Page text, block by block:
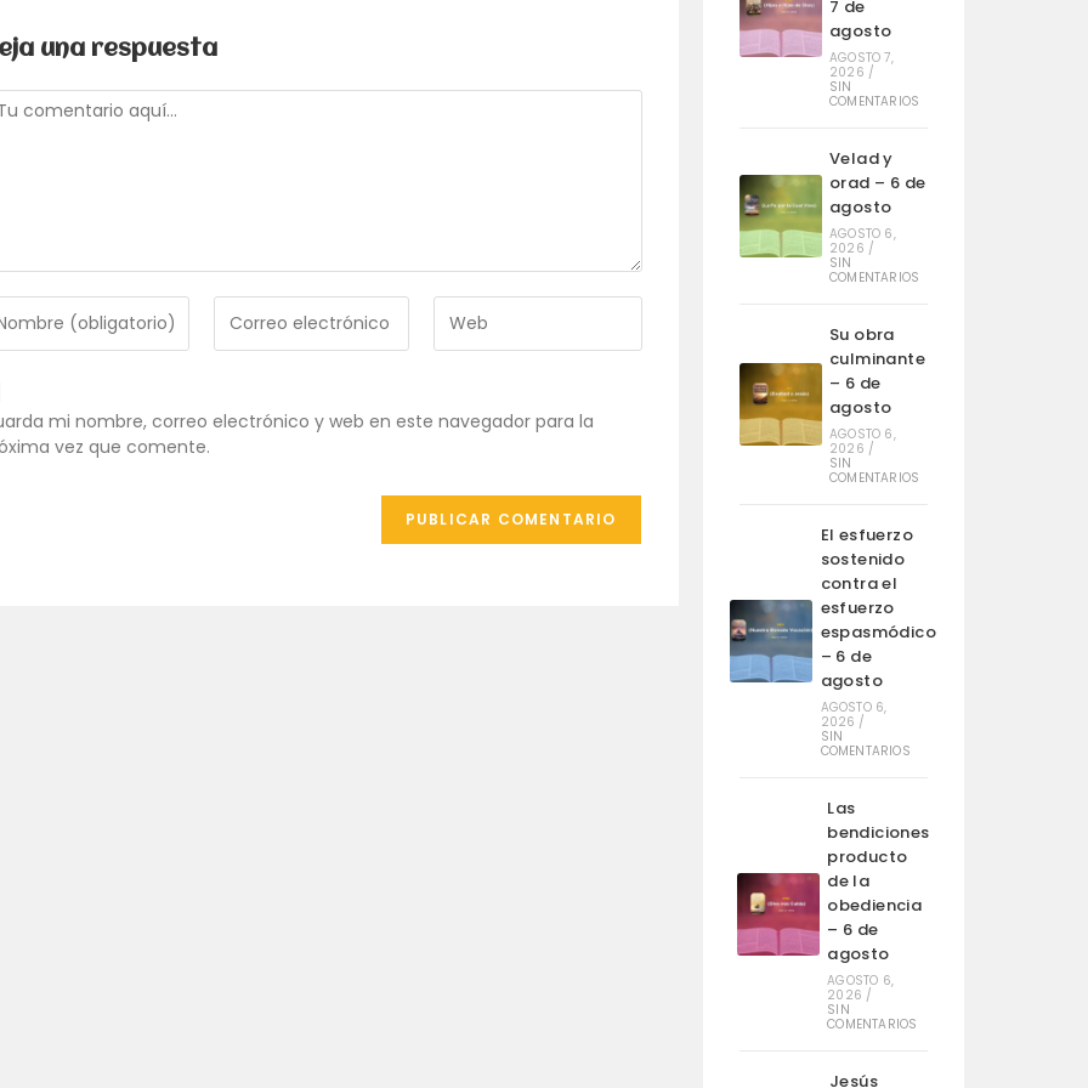
una respuesta
dirección
correo
electrónico
URL
web
mi nombre, correo electrónico y web en este navegador para la
vez que comente.
7 de
agosto
AGOSTO 7,
2026 /
SIN
COMENTARIOS
Velad y
orad – 6 de
agosto
AGOSTO 6,
2026 /
SIN
COMENTARIOS
Su obra
culminante
– 6 de
agosto
AGOSTO 6,
2026 /
SIN
COMENTARIOS
El esfuerzo
sostenido
contra el
esfuerzo
espasmódico
– 6 de
agosto
AGOSTO 6,
2026 /
SIN
COMENTARIOS
Las
bendiciones
producto
de la
obediencia
– 6 de
agosto
AGOSTO 6,
2026 /
SIN
COMENTARIOS
Jesús